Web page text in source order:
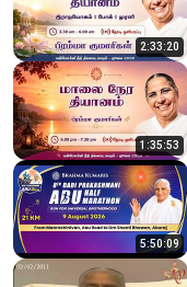
2:33:20
1:35:53
5:50:09